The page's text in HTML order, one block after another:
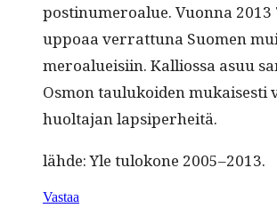
postinu­meroalue. Vuon­na 2013
uppoaa ver­rat­tuna Suomen
meroalueisi­in. Kallios­sa asuu
Osmon taulukoiden mukaises­ti
huolta­jan lapsiperheitä.
lähde: Yle tulokone 2005–2013.
Vastaa